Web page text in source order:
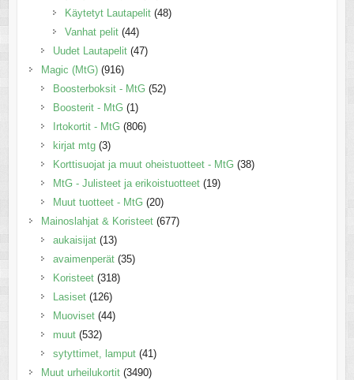
Käytetyt Lautapelit (48)
Vanhat pelit (44)
Uudet Lautapelit (47)
Magic (MtG) (916)
Boosterboksit - MtG (52)
Boosterit - MtG (1)
Irtokortit - MtG (806)
kirjat mtg (3)
Korttisuojat ja muut oheistuotteet - MtG (38)
MtG - Julisteet ja erikoistuotteet (19)
Muut tuotteet - MtG (20)
Mainoslahjat & Koristeet (677)
aukaisijat (13)
avaimenperät (35)
Koristeet (318)
Lasiset (126)
Muoviset (44)
muut (532)
sytyttimet, lamput (41)
Muut urheilukortit (3490)